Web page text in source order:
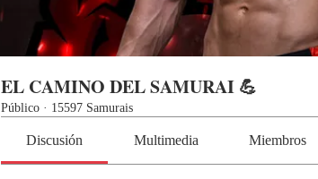
EL CAMINO DEL SAMURAI 💪
Público · 15597 Samurais
Discusión Multimedia Miembros